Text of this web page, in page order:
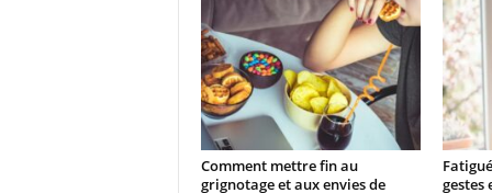
Comment mettre fin au
grignotage et aux envies de
gestes